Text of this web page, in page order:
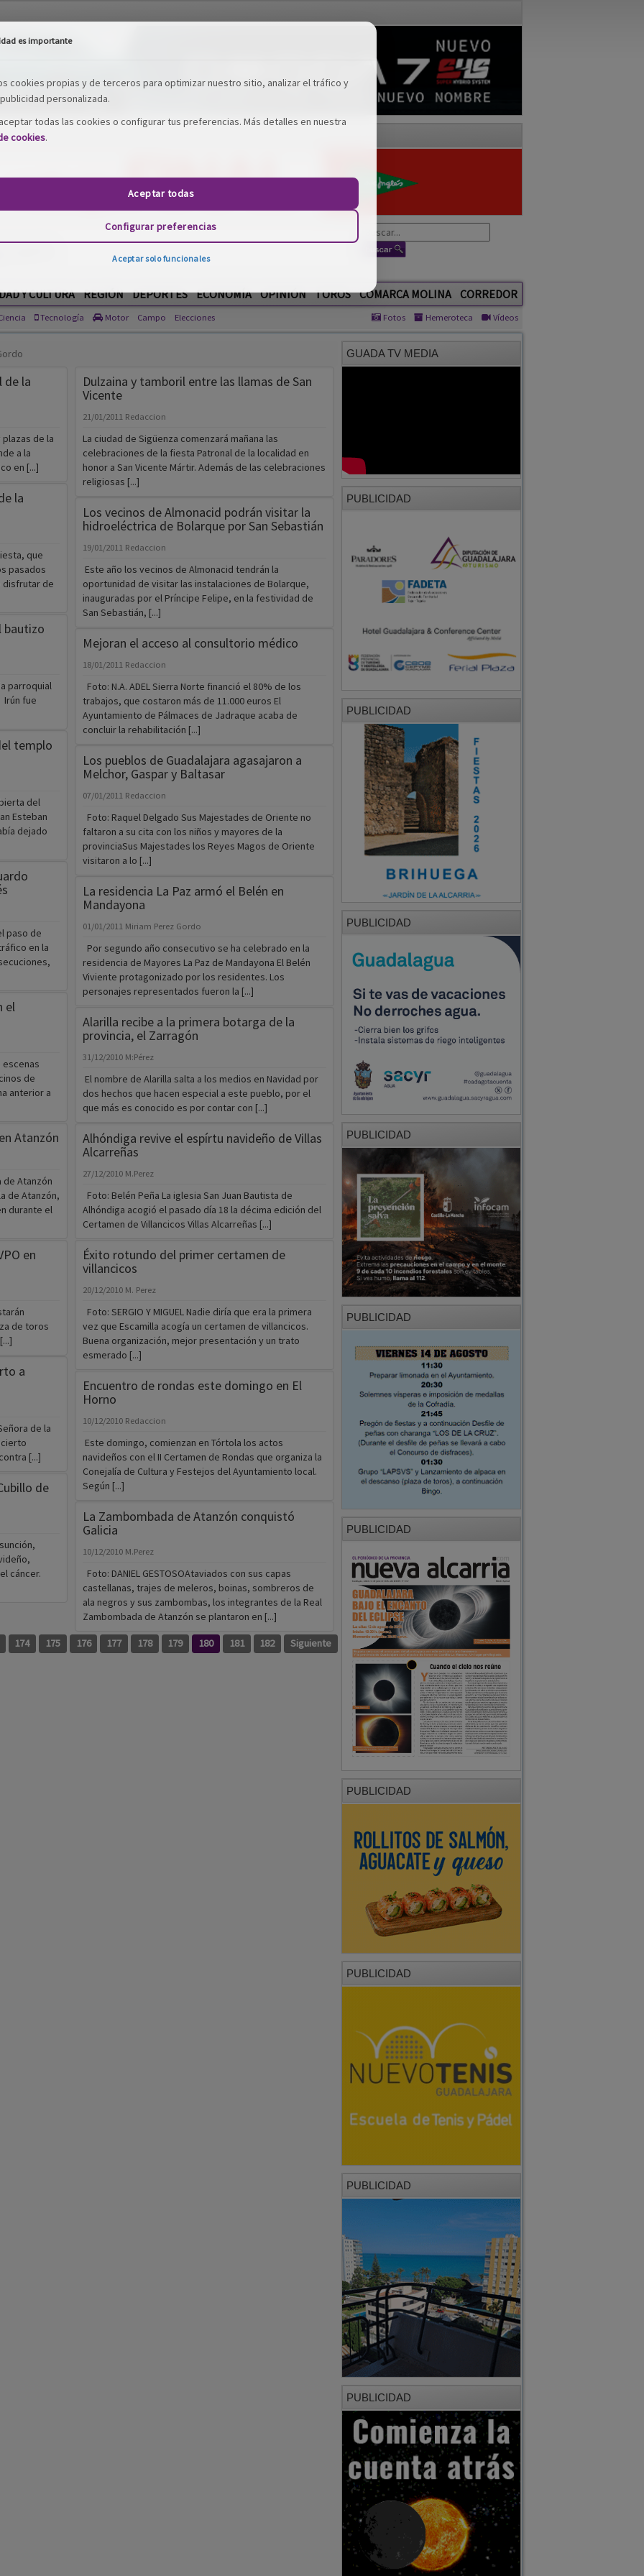
Y CULTURA REGIÓN DEPORTES ECONOMÍA OPINIÓN TOROS COMARCA MOLINA CORREDOR
Tecnología Motor Campo Elecciones Fotos Hemeroteca Vídeos
de la
de la
a la
en [...]
la
que
pasados
disfrutar de
bautizo
parroquial
Irún fue
templo
del
Esteban
dejado
paso de
en la
el
escenas
de
anterior a
Atanzón
de Atanzón
de Atanzón,
durante el
en
de toros
a
de la
[...]
de
cáncer.
Dulzaina y tamboril entre las llamas de San
Vicente
21/01/2011 Redaccion
La ciudad de Sigüenza comenzará mañana las
celebraciones de la fiesta Patronal de la localidad en
honor a San Vicente Mártir. Además de las celebraciones
religiosas [...]
Los vecinos de Almonacid podrán visitar la
hidroeléctrica de Bolarque por San Sebastián
19/01/2011 Redaccion
Este año los vecinos de Almonacid tendrán la
oportunidad de visitar las instalaciones de Bolarque,
inauguradas por el Príncipe Felipe, en la festividad de
San Sebastián, [...]
Mejoran el acceso al consultorio médico
18/01/2011 Redaccion
Foto: N.A. ADEL Sierra Norte financió el 80% de los
trabajos, que costaron más de 11.000 euros El
Ayuntamiento de Pálmaces de Jadraque acaba de
concluir la rehabilitación [...]
Los pueblos de Guadalajara agasajaron a
Melchor, Gaspar y Baltasar
07/01/2011 Redaccion
Foto: Raquel Delgado Sus Majestades de Oriente no
faltaron a su cita con los niños y mayores de la
provinciaSus Majestades los Reyes Magos de Oriente
visitaron a lo [...]
La residencia La Paz armó el Belén en
Mandayona
01/01/2011 Miriam Perez Gordo
Por segundo año consecutivo se ha celebrado en la
residencia de Mayores La Paz de Mandayona El Belén
Viviente protagonizado por los residentes. Los
personajes representados fueron la [...]
Alarilla recibe a la primera botarga de la
provincia, el Zarragón
31/12/2010 M:Pérez
El nombre de Alarilla salta a los medios en Navidad por
dos hechos que hacen especial a este pueblo, por el
que más es conocido es por contar con [...]
Alhóndiga revive el espírtu navideño de Villas
Alcarreñas
27/12/2010 M.Perez
Foto: Belén Peña La iglesia San Juan Bautista de
Alhóndiga acogió el pasado día 18 la décima edición del
Certamen de Villancicos Villas Alcarreñas [...]
Éxito rotundo del primer certamen de
villancicos
20/12/2010 M. Perez
Foto: SERGIO Y MIGUEL Nadie diría que era la primera
vez que Escamilla acogía un certamen de villancicos.
Buena organización, mejor presentación y un trato
esmerado [...]
Encuentro de rondas este domingo en El
Horno
10/12/2010 Redaccion
Este domingo, comienzan en Tórtola los actos
navideños con el II Certamen de Rondas que organiza la
Conejalía de Cultura y Festejos del Ayuntamiento local.
Según [...]
La Zambombada de Atanzón conquistó
Galicia
10/12/2010 M.Perez
Foto: DANIEL GESTOSOAtaviados con sus capas
castellanas, trajes de meleros, boinas, sombreros de
ala negros y sus zambombas, los integrantes de la Real
Zambombada de Atanzón se plantaron en [...]
174 175 176 177 178 179 180 181 182 Siguiente
GUADA TV MEDIA
PUBLICIDAD
PUBLICIDAD
PUBLICIDAD
PUBLICIDAD
PUBLICIDAD
PUBLICIDAD
PUBLICIDAD
PUBLICIDAD
PUBLICIDAD
PUBLICIDAD
es importante
cookies propias y de terceros para optimizar nuestro sitio, analizar el tráfico y
personalizada.
todas las cookies o configurar tus preferencias. Más detalles en nuestra
cookies.
Aceptar todas
Configurar preferencias
Aceptar solo funcionales